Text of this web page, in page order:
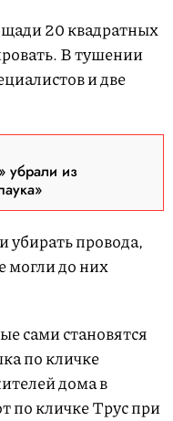
20 квадратных
В тушении
и две
убрали из
убирать провода,
до них
сами становятся
по кличке
дома в
по кличке Трус при